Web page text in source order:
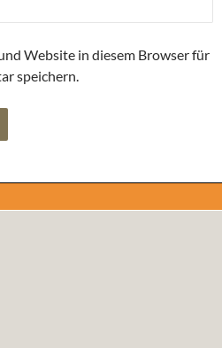
Website in diesem Browser für
speichern.